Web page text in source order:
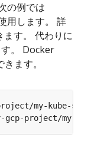
の例では
用します。 詳
ます。 代わりに
。 Docker
ます。
my-
project/my-